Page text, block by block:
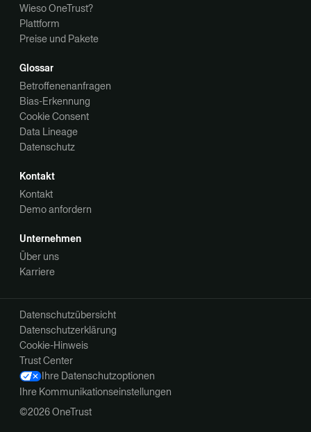
Wieso OneTrust?
Plattform
Preise und Pakete
Glossar
Betroffenenanfragen
Bias-Erkennung
Cookie Consent
Data Lineage
Datenschutz
Kontakt
Kontakt
Demo anfordern
Unternehmen
Über uns
Karriere
©2026 OneTrust
Datenschutzübersicht
Datenschutzerklärung
Cookie-Hinweis
Trust Center
Ihre Datenschutzoptionen
Ihre Kommunikationseinstellungen